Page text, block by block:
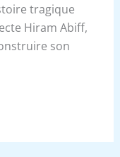
tragique
Hiram Abiff,
son